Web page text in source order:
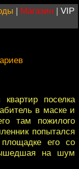
| Магазин | VIP
поселка
в маске и
там пожилого
попытался
его со
на шум